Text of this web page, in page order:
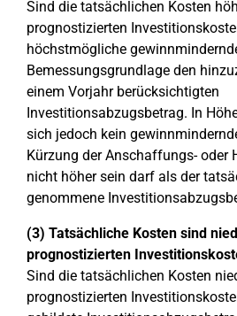
Sind die tatsächlichen Kosten
prognostizierten
höchstmögliche
Bemessungsgrundlage den
einem Vorjahr berücksichtigten
Investitionsabzugsbetrag. In
sich jedoch kein
Kürzung der Anschaffungs- oder
nicht höher sein darf als der
genommene
(3) Tatsächliche Kosten sind
prognostizierten
Sind die tatsächlichen Kosten
prognostizierten